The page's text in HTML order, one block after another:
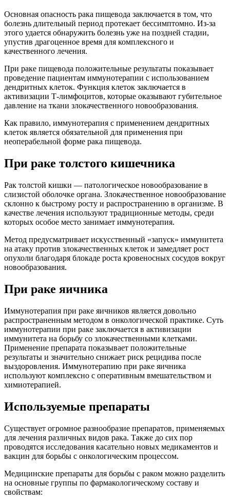
Основная опасность рака пищевода заключается в том, что
болезнь длительный период протекает бессимптомно. Из-за
этого удается обнаружить болезнь уже на поздней стадии,
упустив драгоценное время для комплексного и
качественного лечения.
При раке пищевода положительные результаты показывает
проведение пациентам иммунотерапии с использованием
дендритных клеток. Функция клеток заключается в
активизации Т-лимфоцитов, которые оказывают губительное
давление на ткани злокачественного новообразования.
Как правило, иммунотерапия с применением дендритных
клеток является обязательной для применения при
неоперабельной форме рака пищевода.
При раке толстого кишечника
Рак толстой кишки — патологическое новообразование в
слизистой оболочке органа. Злокачественное новообразование
склонно к быстрому росту и распространению в организме. В
качестве лечения используют традиционные методы, среди
которых особое место занимает иммунотерапия.
Метод предусматривает искусственный «запуск» иммунитета
на атаку против злокачественных клеток и замедляет рост
опухоли благодаря блокаде роста кровеносных сосудов вокруг
новообразования.
При раке яичника
Иммунотерапия при раке яичников является довольно
распространенным методом в онкологической практике. Суть
иммунотерапии при раке заключается в активизации
иммунитета на борьбу со злокачественными клетками.
Применение препарата показывает положительные
результаты и значительно снижает риск рецидива после
выздоровления. Иммунотерапию при раке яичника
используют комплексно с оперативным вмешательством и
химиотерапией.
Используемые препараты
Существует огромное разнообразие препаратов, применяемых
для лечения различных видов рака. Также до сих пор
проводятся исследования касательно новых медикаментов и
вакцин для борьбы с онкологическим процессом.
Медицинские препараты для борьбы с раком можно разделить
на основные группы по фармакологическому составу и
свойствам: